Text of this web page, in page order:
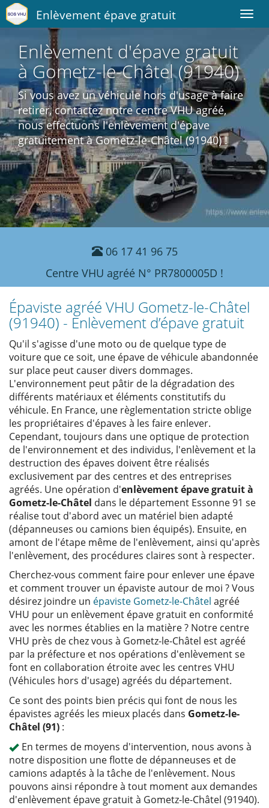
Enlèvement épave gratuit
Enlèvement d'épave gratuit
à Gometz-le-Châtel (91940)
Si vous avez un véhicule hors d'usage à faire
retirer, contactez notre centre VHU agréé,
nous effectuons l'enlèvement d'épave
gratuitement à Gometz-le-Châtel (91940) !
06 17 41 96 75
Centre VHU agréé N° PR7800005D !
Épaviste agréé VHU Gometz-le-Châtel
(91940) - Enlèvement d’épave gratuit
Qu'il s'agisse d'une moto ou de quelque type de
voiture que ce soit, une épave de véhicule abandonnée
sur place peut causer divers dommages.
L'environnement peut pâtir de la dégradation des
différents matériaux et éléments constitutifs du
véhicule. En France, une règlementation stricte oblige
les propriétaires d'épaves à les faire enlever.
Cependant, toujours dans une optique de protection
de l'environnement et des individus, l'enlèvement et la
destruction des épaves doivent être réalisés
exclusivement par des centres et des entreprises
agréés. Une opération d'enlèvement épave gratuit à
Gometz-le-Châtel dans le département Essonne 91 se
réalise tout d'abord avec un matériel bien adapté
(dépanneuses ou camions bien équipés). Ensuite, en
amont de l'étape même de l'enlèvement, ainsi qu'après
l'enlèvement, des procédures claires sont à respecter.
Cherchez-vous comment faire pour enlever une épave
et comment trouver un épaviste autour de moi ? Vous
désirez joindre un épaviste Gometz-le-Châtel agréé
VHU pour un enlèvement épave gratuit en conformité
avec les normes établies en la matière ? Notre centre
VHU près de chez vous à Gometz-le-Châtel est agréé
par la préfecture et nos opérations d'enlèvement se
font en collaboration étroite avec les centres VHU
(Véhicules hors d'usage) agréés du département.
Ce sont des points bien précis qui font de nous les
épavistes agréés les mieux placés dans Gometz-le-
Châtel (91) :
En termes de moyens d'intervention, nous avons à
notre disposition une flotte de dépanneuses et de
camions adaptés à la tâche de l'enlèvement. Nous
pouvons ainsi répondre à tout moment aux demandes
d'enlèvement épave gratuit à Gometz-le-Châtel (91940).